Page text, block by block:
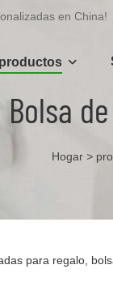
en China!
productos
Bolsa
Hogar >
para regalo,